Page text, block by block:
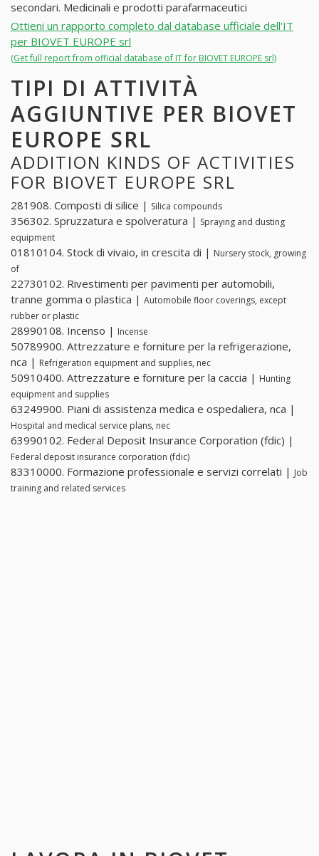
secondari. Medicinali e prodotti parafarmaceutici
Ottieni un rapporto completo dal database ufficiale dell'IT
per BIOVET EUROPE srl
(Get full report from official database of IT for BIOVET EUROPE srl)
TIPI DI ATTIVITÀ
AGGIUNTIVE PER BIOVET
EUROPE SRL
ADDITION KINDS OF ACTIVITIES
FOR BIOVET EUROPE SRL
281908. Composti di silice | Silica compounds
356302. Spruzzatura e spolveratura | Spraying and dusting
equipment
01810104. Stock di vivaio, in crescita di | Nursery stock, growing
of
22730102. Rivestimenti per pavimenti per automobili,
tranne gomma o plastica | Automobile floor coverings, except
rubber or plastic
28990108. Incenso | Incense
50789900. Attrezzature e forniture per la refrigerazione,
nca | Refrigeration equipment and supplies, nec
50910400. Attrezzature e forniture per la caccia | Hunting
equipment and supplies
63249900. Piani di assistenza medica e ospedaliera, nca |
Hospital and medical service plans, nec
63990102. Federal Deposit Insurance Corporation (fdic) |
Federal deposit insurance corporation (fdic)
83310000. Formazione professionale e servizi correlati | Job
training and related services